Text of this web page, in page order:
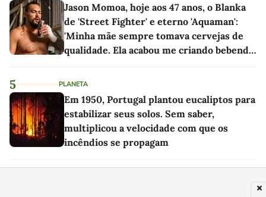
Jason Momoa, hoje aos 47 anos, o Blanka
de 'Street Fighter' e eterno 'Aquaman':
'Minha mãe sempre tomava cervejas de
qualidade. Ela acabou me criando bebendo
5 PLANETA
Em 1950, Portugal plantou eucaliptos para
estabilizar seus solos. Sem saber,
multiplicou a velocidade com que os
incêndios se propagam